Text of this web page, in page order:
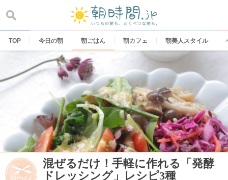
content
TOP 今日の朝 朝ごはん 朝カフェ 朝美人スタイル
混ぜるだけ！手軽に作れる「発酵
ドレッシング」レシピ3種